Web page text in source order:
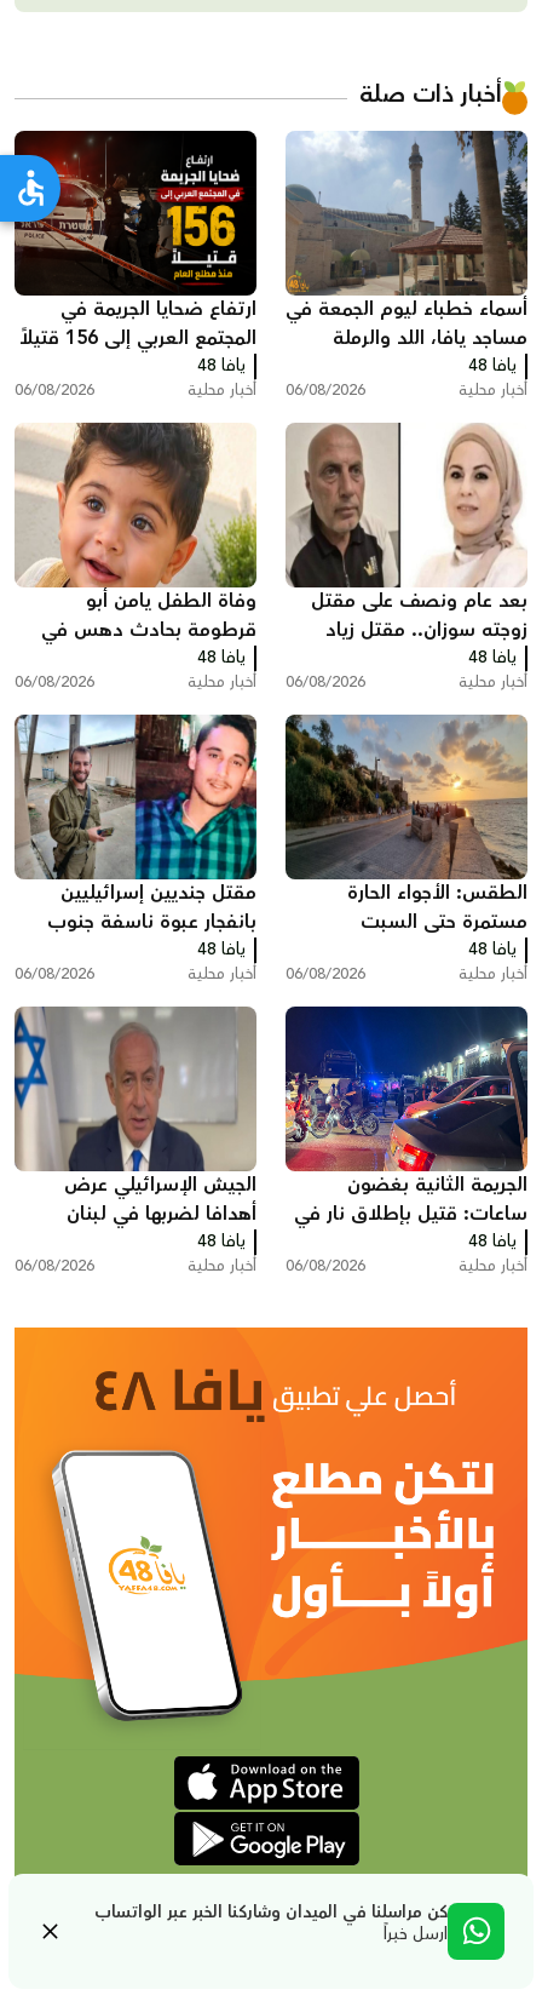
كن مراسلنا في الميدان وشاركنا الخبر عبر الواتساب
ارسل خبراً
أخبار ذات صلة
أسماء خطباء ليوم الجمعة في
مساجد يافا، اللد والرملة
يافا 48
أخبار محلية 06/08/2026
ارتفاع ضحايا الجريمة في
المجتمع العربي إلى 156 قتيلاً
منذ مطلع العام
يافا 48
أخبار محلية 06/08/2026
بعد عام ونصف على مقتل
زوجته سوزان.. مقتل زياد
بشارة من الطيرة في الطيبة
يافا 48
أخبار محلية 06/08/2026
وفاة الطفل يامن أبو
قرطومة بحادث دهس في
عرعرة
يافا 48
أخبار محلية 06/08/2026
الطقس: الأجواء الحارة
مستمرة حتى السبت
يافا 48
أخبار محلية 06/08/2026
مقتل جنديين إسرائيليين
بانفجار عبوة ناسفة جنوب
لبنان
يافا 48
أخبار محلية 06/08/2026
الجريمة الثانية بغضون
ساعات: قتيل بإطلاق نار في
المقيبلة
يافا 48
أخبار محلية 06/08/2026
الجيش الإسرائيلي عرض
أهدافا لضربها في لبنان
ونتنياهو أوقف تنفيذها
خشية الانتقادات الأميركية
يافا 48
أخبار محلية 06/08/2026